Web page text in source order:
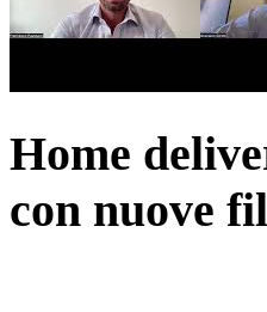
Home
con nuove